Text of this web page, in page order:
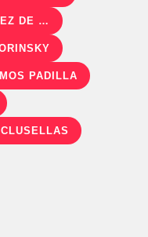
CRISTINA FERNÁNDEZ DE KIRCHNER
PADILLA